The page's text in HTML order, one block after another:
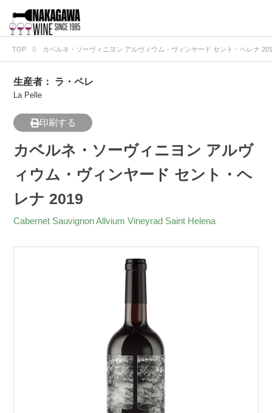
TOP カベルネ・ソーヴィニヨン アルヴィウム・ヴィンヤード セント・ヘレナ
生産者： ラ・ペレ
La Pelle
印刷する
カベルネ・ソーヴィニヨン アルヴ
ィウム・ヴィンヤード セント・ヘ
レナ 2019
Cabernet Sauvignon Allvium Vineyrad Saint Helena